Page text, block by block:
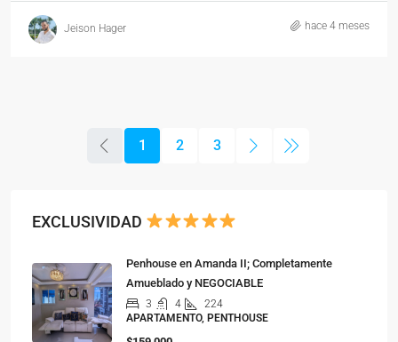
Jeison Hager hace 4 meses
1 2 3
EXCLUSIVIDAD
Penhouse en Amanda II; Completamente
Amueblado y NEGOCIABLE
3 4
224
APARTAMENTO, PENTHOUSE